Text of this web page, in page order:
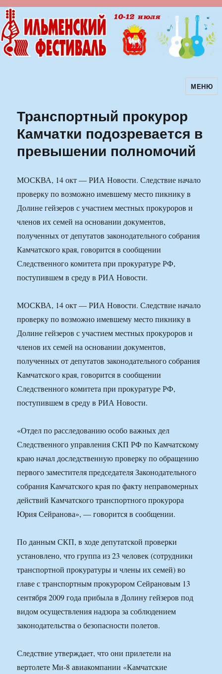
Ильменский фестиваль авторскойМЕНЮ
Транспортный прокурор
Камчатки подозревается в
превышении полномочий
МОСКВА, 14 окт — РИА Новости. Следствие начало
проверку по возможно имевшему место пикнику в
Долине гейзеров с участием местных прокуроров и
членов их семей на основании документов,
полученных от депутатов законодательного собрания
Камчатского края, говорится в сообщении
Следственного комитета при прокуратуре РФ,
поступившем в среду в РИА Новости.
МОСКВА, 14 окт — РИА Новости. Следствие начало
проверку по возможно имевшему место пикнику в
Долине гейзеров с участием местных прокуроров и
членов их семей на основании документов,
полученных от депутатов законодательного собрания
Камчатского края, говорится в сообщении
Следственного комитета при прокуратуре РФ,
поступившем в среду в РИА Новости.
«Отдел по расследованию особо важных дел
Следственного управления СКП РФ по Камчатскому
краю начал доследственную проверку по обращению
первого заместителя председателя Законодательного
собрания Камчатского края по факту неправомерных
действий Камчатского транспортного прокурора
Юрия Сейранова», — говорится в сообщении.
По данным СКП, в ходе депутатской проверки
установлено, что группа из 23 человек (сотрудники
транспортной прокуратуры и члены их семей) во
главе с транспортным прокурором Сейрановым 13
сентября 2009 года прибыла в Долину гейзеров под
видом осуществления надзора за соблюдением
законодательства о безопасности полетов.
Следствие утверждает, что они прилетели на
вертолете Ми-8 авиакомпании «Камчатские